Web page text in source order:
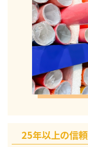
25年以上の信